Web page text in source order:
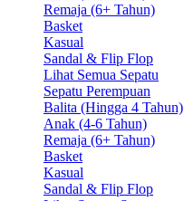
Remaja (6+ Tahun)
Basket
Kasual
Sandal & Flip Flop
Lihat Semua Sepatu
Sepatu Perempuan
Balita (Hingga 4 Tahun)
Anak (4-6 Tahun)
Remaja (6+ Tahun)
Basket
Kasual
Sandal & Flip Flop